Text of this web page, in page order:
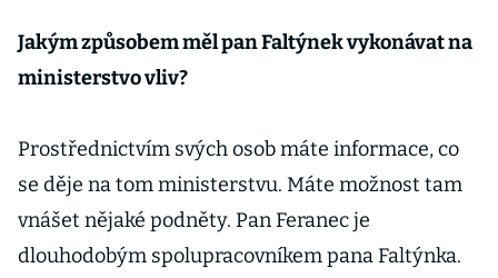
Jakým způsobem měl pan Faltýnek vykonávat na
ministerstvo vliv?
Prostřednictvím svých osob máte informace, co
se děje na tom ministerstvu. Máte možnost tam
vnášet nějaké podněty. Pan Feranec je
dlouhodobým spolupracovníkem pana Faltýnka.